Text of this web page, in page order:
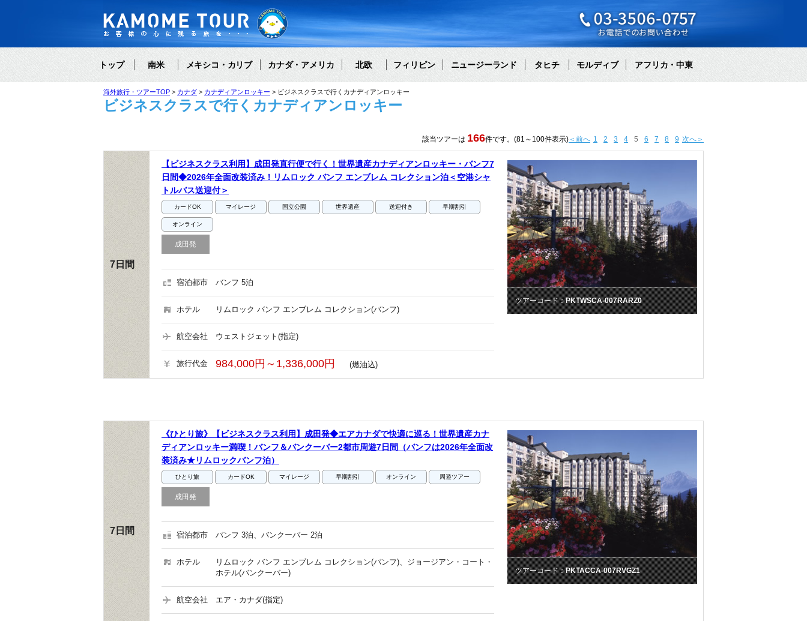
トップ 南米 メキシコ・カリブ カナダ・アメリカ 北欧 フィリピン ニュージーランド タヒチ モルディブ アフリカ・中東
海外旅行・ツアーTOP カナダ カナディアンロッキー ビジネスクラスで行くカナディアンロッキー
ビジネスクラスで行くカナディアンロッキー
該当ツアーは 166件です。(81～100件表示) ＜前へ 1 2 3 4 5 6 7 8 9 次へ＞
7日間
【ビジネスクラス利用】成田発直行便で行く！世界遺産カナディアンロッキー・バンフ7
日間◆2026年全面改装済み！リムロック バンフ エンブレム コレクション泊＜空港シャ
トルバス送迎付＞
カードOK マイレージ 国立公園 世界遺産 送迎付き 早期割引
オンライン
成田発
宿泊都市 バンフ 5泊
ホテル リムロック バンフ エンブレム コレクション(バンフ)
航空会社 ウェストジェット(指定)
旅行代金 984,000円～1,336,000円 (燃油込)
ツアーコード：PKTWSCA-007RARZ0
7日間
《ひとり旅》【ビジネスクラス利用】成田発◆エアカナダで快適に巡る！世界遺産カナ
ディアンロッキー満喫！バンフ＆バンクーバー2都市周遊7日間（バンフは2026年全面改
装済み★リムロックバンフ泊）
ひとり旅 カードOK マイレージ 早期割引 オンライン 周遊ツアー
成田発
宿泊都市 バンフ 3泊、バンクーバー 2泊
ホテル
リムロック バンフ エンブレム コレクション(バンフ)、ジョージアン・コート・
ホテル(バンクーバー)
航空会社 エア・カナダ(指定)
ツアーコード：PKTACCA-007RVGZ1